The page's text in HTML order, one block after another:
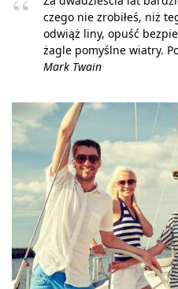
czego nie zrobiłeś, niż
odwiąż liny, opuść
żagle pomyślne wiatry.
Mark Twain